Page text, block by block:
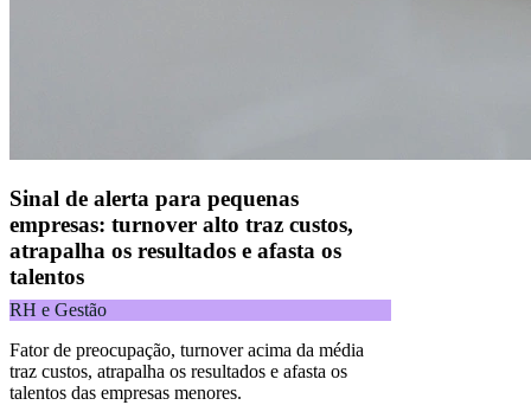
Sinal de alerta para pequenas
empresas: turnover alto traz custos,
atrapalha os resultados e afasta os
talentos
RH e Gestão
Fator de preocupação, turnover acima da média
traz custos, atrapalha os resultados e afasta os
talentos das empresas menores.